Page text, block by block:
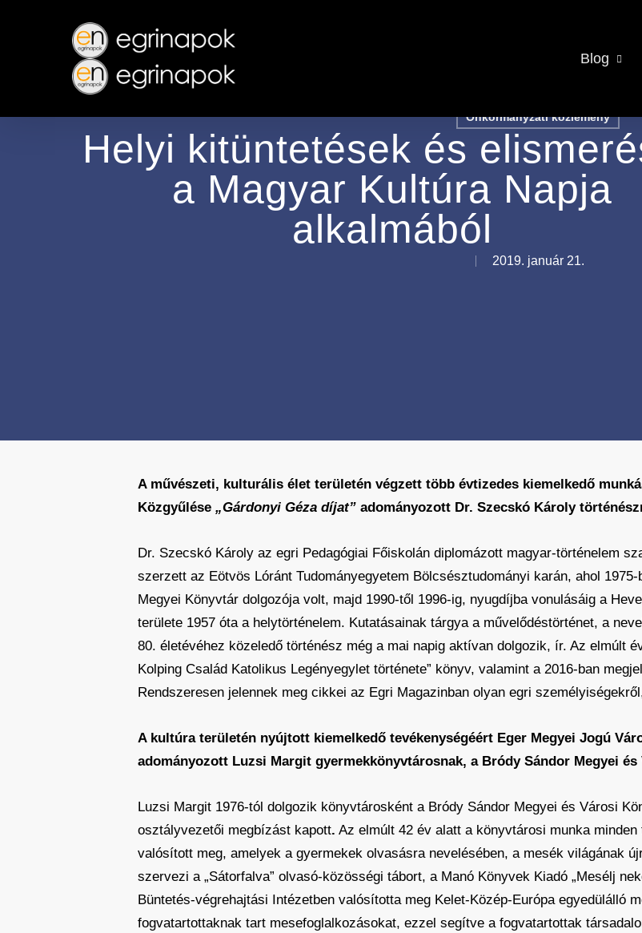
Blog
Önkormányzati közlemény
Helyi kitüntetések és
a Magyar Kultúra Napja
alkalmából
2019. január 21.
A művészeti, kulturális élet területén végzett több évtizedes kiemelkedő
Közgyűlése „Gárdonyi Géza díjat” adományozott Dr. Szecskó Károly
Dr. Szecskó Károly az egri Pedagógiai Főiskolán diplomázott magyar-történelem
szerzett az Eötvös Lóránt Tudományegyetem Bölcsésztudományi karán, ahol
Megyei Könyvtár dolgozója volt, majd 1990-től 1996-ig, nyugdíjba vonulásáig a
területe 1957 óta a helytörténelem. Kutatásainak tárgya a művelődéstörténet, a
80. életévéhez közeledő történész még a mai napig aktívan dolgozik, ír. Az elmúlt
Kolping Család Katolikus Legényegylet története” könyv, valamint a 2016-ban
Rendszeresen jelennek meg cikkei az Egri Magazinban olyan egri
A kultúra területén nyújtott kiemelkedő tevékenységéért Eger Megyei Jogú
adományozott Luzsi Margit gyermekkönyvtárosnak, a Bródy Sándor Megyei
Luzsi Margit 1976-tól dolgozik könyvtárosként a Bródy Sándor Megyei és Városi
osztályvezetői megbízást kapott. Az elmúlt 42 év alatt a könyvtárosi munka
valósított meg, amelyek a gyermekek olvasásra nevelésében, a mesék világának
szervezi a „Sátorfalva” olvasó-közösségi tábort, a Manó Könyvek Kiadó „Mesélj
Büntetés-végrehajtási Intézetben valósította meg Kelet-Közép-Európa egyedülálló
fogvatartottaknak tart mesefoglalkozásokat, ezzel segítve a fogvatartottak